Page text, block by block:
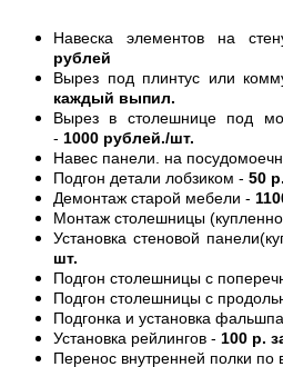
Навеска элементов на
рублей
Вырез под плинтус или
каждый выпил.
Вырез в столешнице под
- 1000 рублей./шт.
Навес панели. на
Подгон детали лобзиком - 50
Демонтаж старой мебели -
Монтаж столешницы
Установка стеновой
шт.
Подгон столешницы с
Подгон столешницы с
Подгонка и установка
Установка рейлингов - 100 р.
Перенос внутренней полки по